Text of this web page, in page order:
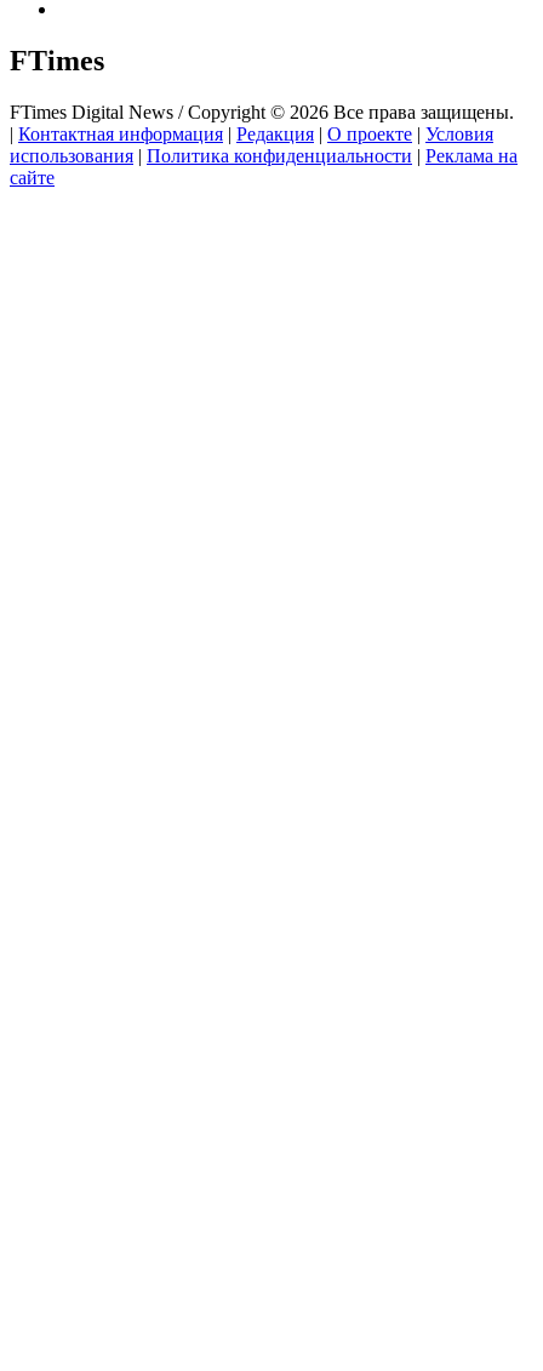
FTimes
FTimes Digital News / Copyright © 2026 Все права защищены.
| Контактная информация | Редакция | О проекте | Условия
использования | Политика конфиденциальности | Реклама на
сайте